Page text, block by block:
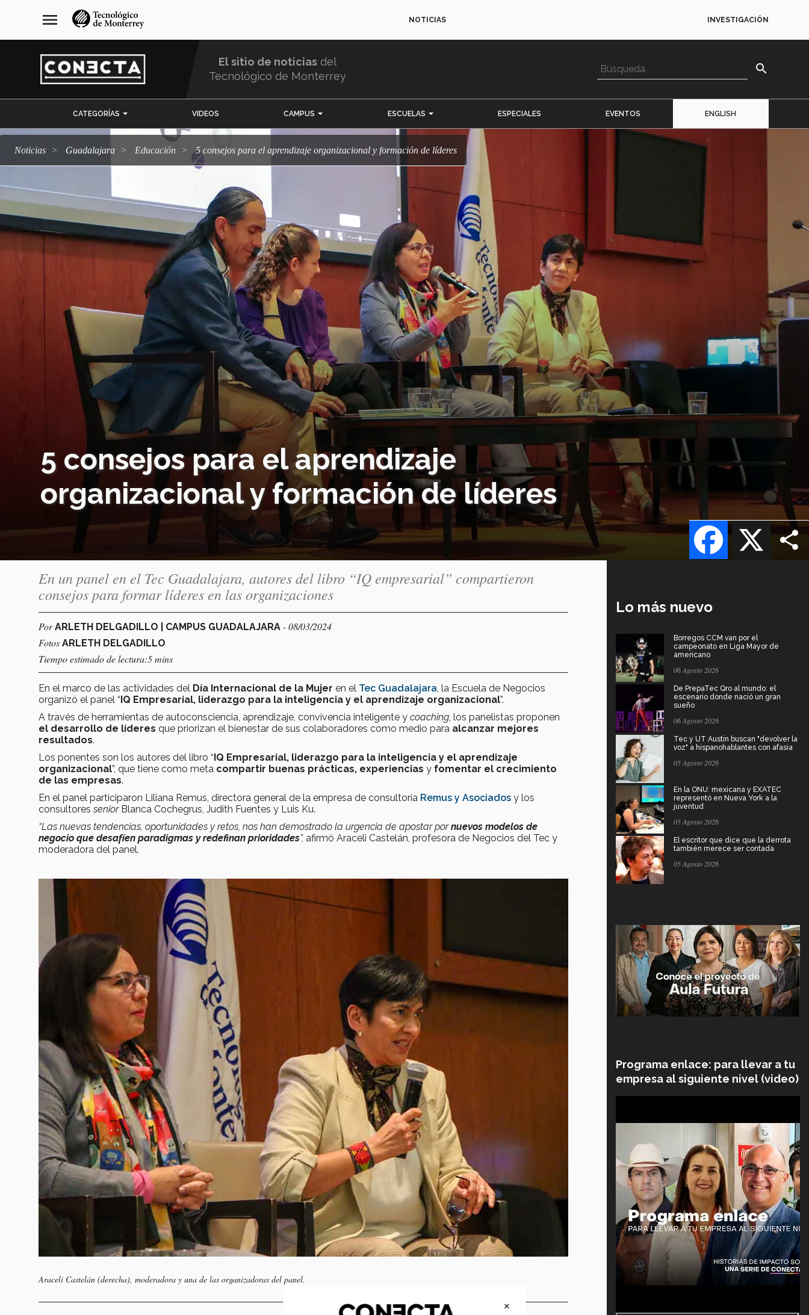
navegación
principal
menu NOTICIAS INVESTIGACIÓN
El sitio de noticias del
Tecnológico de Monterrey
search
CATEGORÍAS VIDEOS CAMPUS ESCUELAS ESPECIALES EVENTOS ENGLISH
Noticias Guadalajara Educación 5 consejos para el aprendizaje organizacional y formación de líderes
5 consejos para el aprendizaje
organizacional y formación de líderes
X
Facebook
En un panel en el Tec Guadalajara, autores del libro “IQ empresarial” compartieron
consejos para formar líderes en las organizaciones
PorARLETH DELGADILLO | CAMPUS GUADALAJARA - 08/03/2024
Fotos ARLETH DELGADILLO
Tiempo estimado de lectura:5 mins
En el marco de las actividades del Día Internacional de la Mujer en el Tec Guadalajara , la Escuela de Negocios
organizó el panel “IQ Empresarial, liderazgo para la inteligencia y el aprendizaje organizacional”.
A través de herramientas de autoconsciencia, aprendizaje, convivencia inteligente y coaching , los panelistas proponen
el desarrollo de líderes que priorizan el bienestar de sus colaboradores como medio para alcanzar mejores
resultados.
Los ponentes son los autores del libro “IQ Empresarial, liderazgo para la inteligencia y el aprendizaje
organizacional”, que tiene como meta compartir buenas prácticas, experiencias y fomentar el crecimiento
de las empresas.
En el panel participaron Liliana Remus, directora general de la empresa de consultoría Remus y Asociados y los
consultoresseniorBlanca Cochegrus, Judith Fuentes y Luis Ku.
“Las nuevas tendencias, oportunidades y retos, nos han demostrado la urgencia de apostar pornuevos modelos de
negocio que desafíen paradigmas y redefinan prioridades”, afirmó Araceli Castelán, profesora de Negocios del Tec y
moderadora del panel.
Araceli Castelán (derecha), moderadora y una de las organizadoras del panel.
Lo más nuevo
Borregos CCM van por el
campeonato en Liga Mayor de
americano
06 Agosto 2026
De PrepaTec Qro al mundo: el
escenario donde nació un gran
sueño
06 Agosto 2026
Tec y UT Austin buscan "devolver la
voz" a hispanohablantes con afasia
05 Agosto 2026
En la ONU: mexicana y EXATEC
representó en Nueva York a la
juventud
05 Agosto 2026
El escritor que dice que la derrota
también merece ser contada
05 Agosto 2026
Programa enlace: para llevar a tu
empresa al siguiente nivel (video)
×